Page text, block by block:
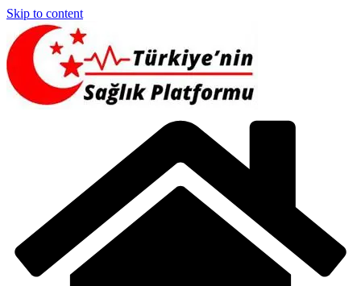
Skip to content